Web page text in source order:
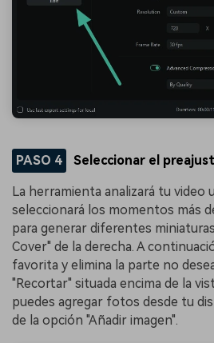
PASO 4 Seleccionar el
La herramienta analizará tu video
seleccionará los momentos más
para generar diferentes
Cover" de la derecha. A
favorita y elimina la parte no
"Recortar" situada encima de la
puedes agregar fotos desde tu
de la opción "Añadir imagen".